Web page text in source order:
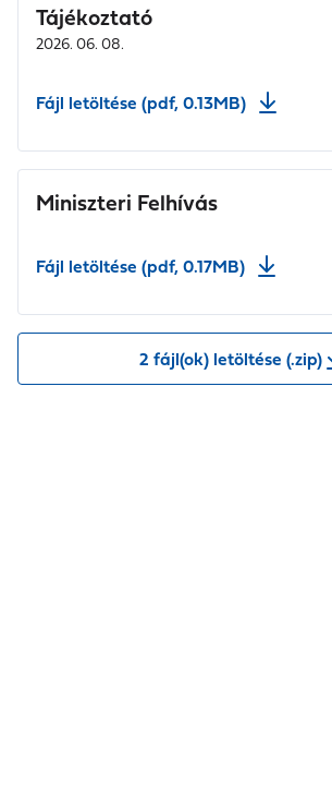
Tájékoztató
2026. 06. 08.
Fájl letöltése (pdf, 0.13MB)
Miniszteri Felhívás
Fájl letöltése (pdf, 0.17MB)
2 fájl(ok) letöltése (.zip)